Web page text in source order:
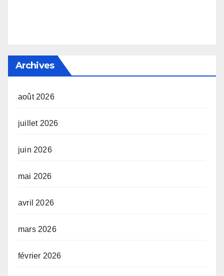
Archives
août 2026
juillet 2026
juin 2026
mai 2026
avril 2026
mars 2026
février 2026